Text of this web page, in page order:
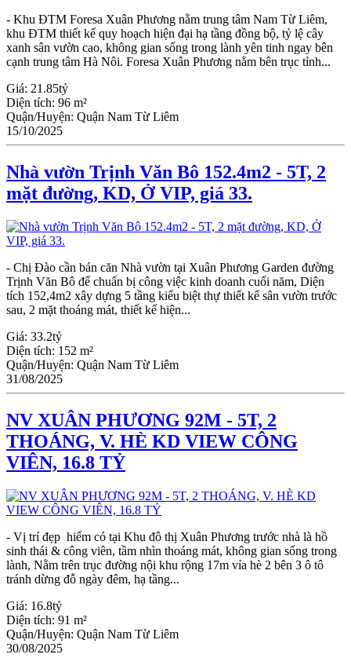
- Khu ĐTM Foresa Xuân Phương nằm trung tâm Nam Từ Liêm,
khu ĐTM thiết kế quy hoạch hiện đại hạ tầng đồng bộ, tỷ lệ cây
xanh sân vườn cao, không gian sống trong lành yên tinh ngay bên
cạnh trung tâm Hà Nôi. Foresa Xuân Phương nằm bên trục tỉnh...
Giá: 21.85tỷ
Diện tích: 96 m²
Quận/Huyện: Quận Nam Từ Liêm
15/10/2025
Nhà vườn Trịnh Văn Bô 152.4m2 - 5T, 2
mặt đường, KD, Ở VIP, giá 33.
- Chị Đào cần bán căn Nhà vườn tại Xuân Phương Garden đường
Trịnh Văn Bô để chuẩn bị công việc kinh doanh cuối năm, Diện
tích 152,4m2 xây dựng 5 tầng kiểu biệt thự thiết kế sân vườn trước
sau, 2 mặt thoáng mát, thiết kế hiện...
Giá: 33.2tỷ
Diện tích: 152 m²
Quận/Huyện: Quận Nam Từ Liêm
31/08/2025
NV XUÂN PHƯƠNG 92M - 5T, 2
THOÁNG, V. HÈ KD VIEW CÔNG
VIÊN, 16.8 TỶ
- Vị trí đẹp hiếm có tại Khu đô thị Xuân Phương trước nhà là hồ
sinh thái & công viên, tầm nhìn thoáng mát, không gian sống trong
lành, Nằm trên trục đường nội khu rộng 17m vỉa hè 2 bên 3 ô tô
tránh dừng đỗ ngày đêm, hạ tầng...
Giá: 16.8tỷ
Diện tích: 91 m²
Quận/Huyện: Quận Nam Từ Liêm
30/08/2025